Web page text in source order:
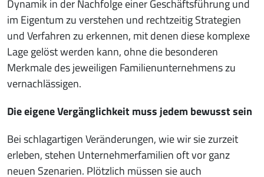
Dynamik in der Nachfolge einer Geschäftsführung und
im Eigentum zu verstehen und rechtzeitig Strategien
und Verfahren zu erkennen, mit denen diese komplexe
Lage gelöst werden kann, ohne die besonderen
Merkmale des jeweiligen Familienunternehmens zu
vernachlässigen.
Die eigene Vergänglichkeit muss jedem bewusst sein
Bei schlagartigen Veränderungen, wie wir sie zurzeit
erleben, stehen Unternehmerfamilien oft vor ganz
neuen Szenarien. Plötzlich müssen sie auch